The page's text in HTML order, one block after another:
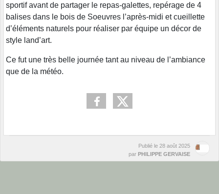
sportif avant de partager le repas-galettes, repérage de 4
balises dans le bois de Soeuvres l’après-midi et cueillette
d’éléments naturels pour réaliser par équipe un décor de
style land’art.
Ce fut une très belle journée tant au niveau de l’ambiance
que de la météo.
Publié le 28 août 2025
par PHILIPPE GERVAISE